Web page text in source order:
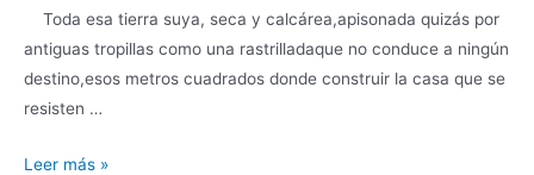
Toda esa tierra suya, seca y calcárea,apisonada quizás por
antiguas tropillas como una rastrilladaque no conduce a ningún
destino,esos metros cuadrados donde construir la casa que se
resisten …
Leer más »